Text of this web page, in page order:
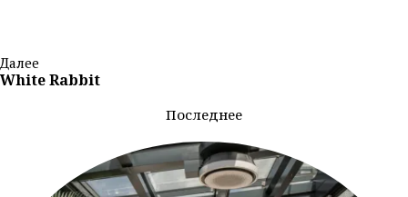
Далее
White Rabbit
Последнее